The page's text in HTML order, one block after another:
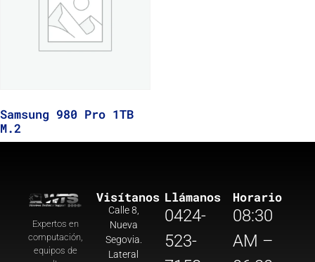
Samsung 980 Pro 1TB
M.2
Expertos en
computación,
equipos de
Visítanos
Calle 8,
Nueva
Segovia.
Lateral
Llámanos
0424-
523-
Horario
08:30
AM –